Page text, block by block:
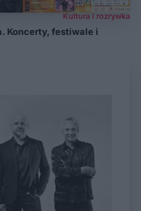
Kultura i rozrywka
Koncerty, festiwale i